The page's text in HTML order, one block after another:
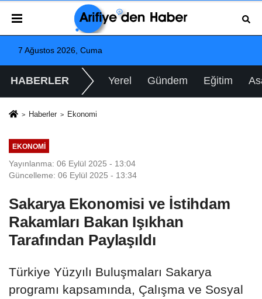
7 Ağustos 2026, Cuma
HABERLER Yerel Gündem Eğitim
Haberler Ekonomi
EKONOMI
Yayınlanma: 06 Eylül 2025 - 13:04
Güncelleme: 06 Eylül 2025 - 13:34
Sakarya Ekonomisi ve İstihdam
Rakamları Bakan Işıkhan
Tarafından Paylaşıldı
Türkiye Yüzyılı Buluşmaları Sakarya
programı kapsamında, Çalışma ve Sosyal